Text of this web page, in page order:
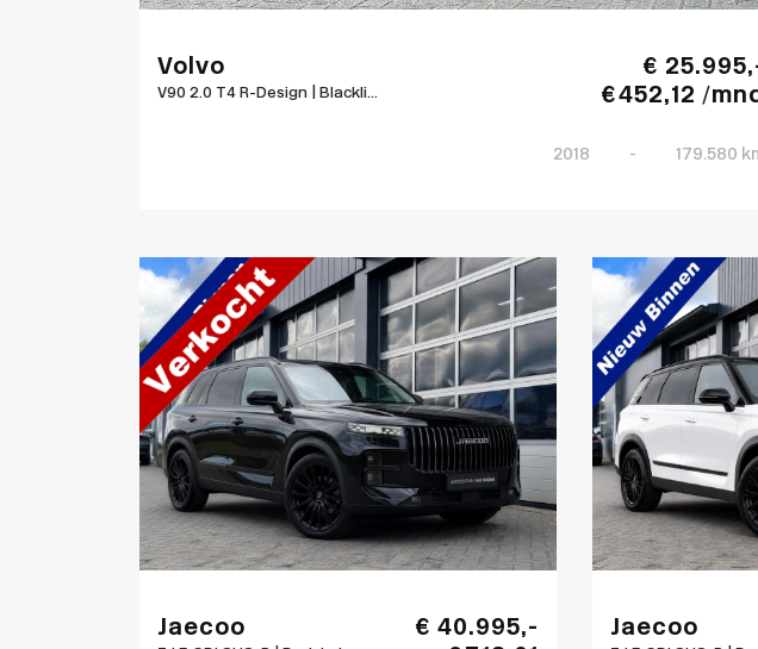
Volvo
V90 2.0 T4 R-Design | Blackli...
€
€ 452,12 /
2018 - 179.580
Jaecoo
€ 40.995,-
Jaecoo